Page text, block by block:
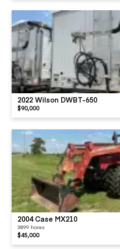
2022 Wilson DWBT-650
$90,000
2004 Case MX210
3899 horas
$45,000